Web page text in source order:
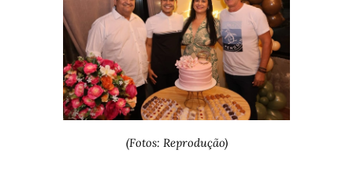
(Fotos: Reprodução)